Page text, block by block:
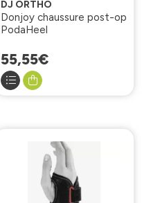
DJ ORTHO
Donjoy chaussure post-op
PodaHeel
55,55€